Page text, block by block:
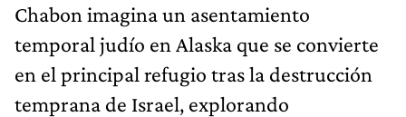
Chabon imagina un asentamiento
temporal judío en Alaska que se convierte
en el principal refugio tras la destrucción
temprana de Israel, explorando